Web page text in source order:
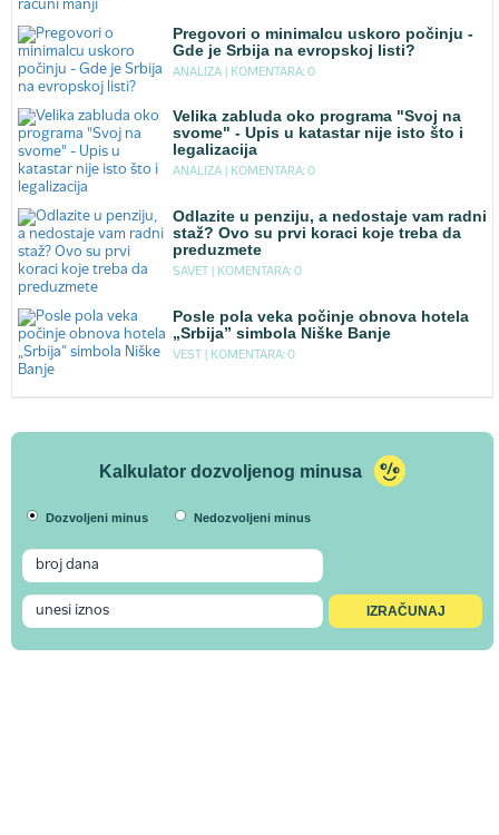
Pregovori o minimalcu uskoro počinju -
Gde je Srbija na evropskoj listi?
ANALIZA | KOMENTARA: 0
Velika zabluda oko programa "Svoj na
svome" - Upis u katastar nije isto što i
legalizacija
ANALIZA | KOMENTARA: 0
Odlazite u penziju, a nedostaje vam radni
staž? Ovo su prvi koraci koje treba da
preduzmete
SAVET | KOMENTARA: 0
Posle pola veka počinje obnova hotela
„Srbija” simbola Niške Banje
VEST | KOMENTARA: 0
Kalkulator dozvoljenog minusa
Dozvoljeni minus Nedozvoljeni minus